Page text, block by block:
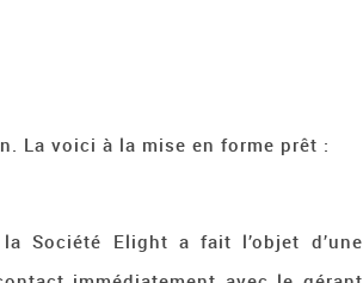
La voici à la mise en forme prêt :
Société Elight a fait l’objet d’une